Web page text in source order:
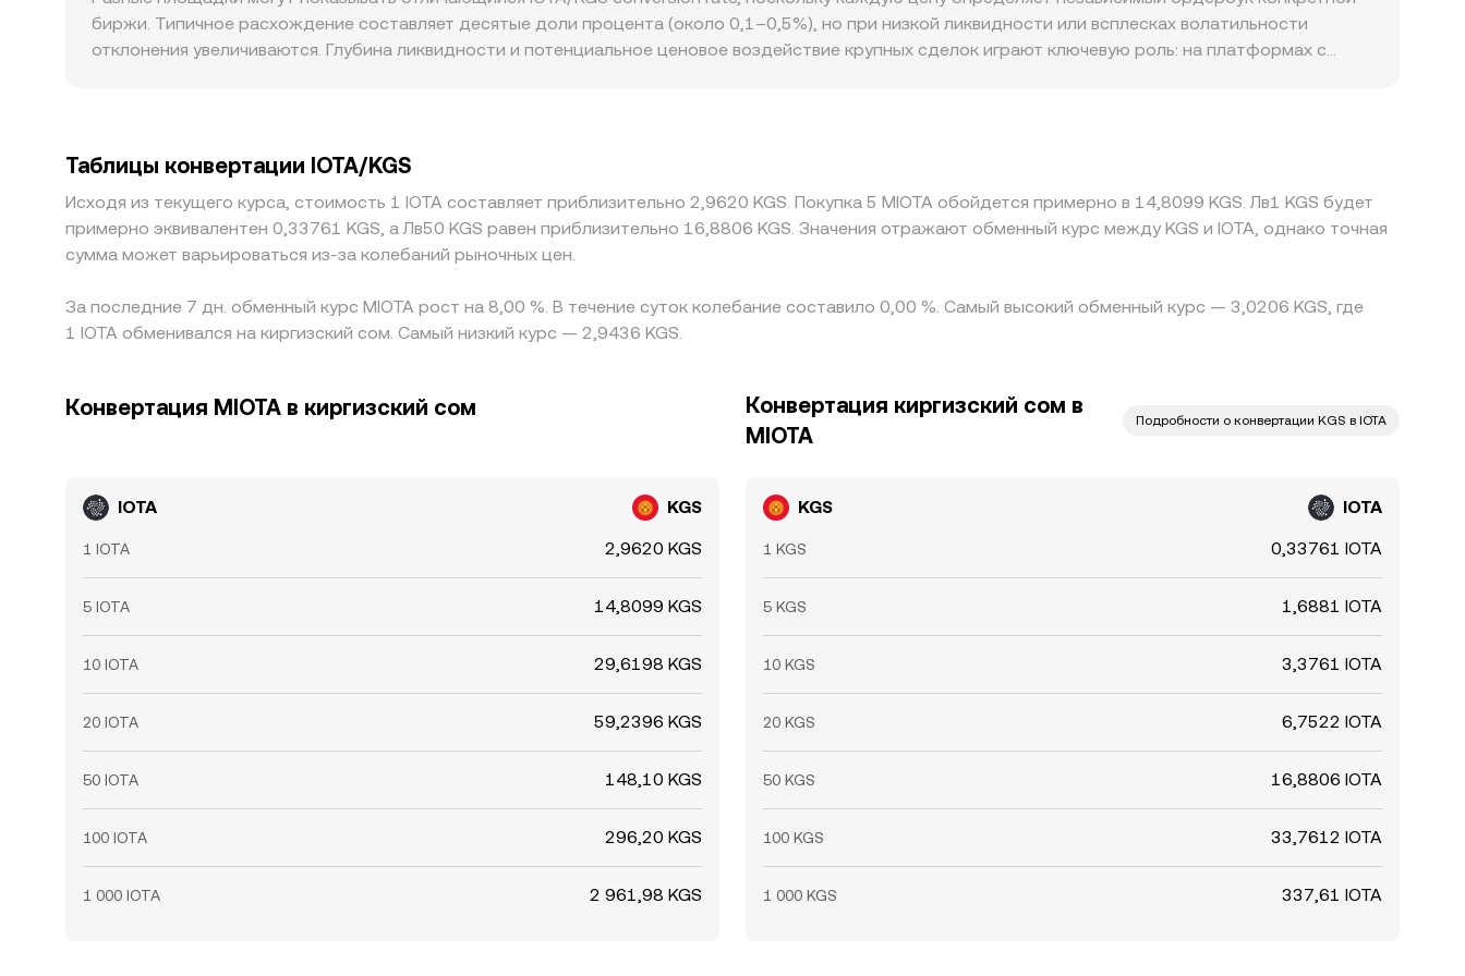
по формуле x × y = k, где x и y — резервы двух активов (например, IOTA и стабильный актив), а предельная цена приблизительно соответствует
отношению резервов y/x; при обменах большие ордера изменяют соотношение резервов, создавая проскальзывание относительно
централизованного ориентира IOTA/KGS.
биржи. Типичное расхождение составляет десятые доли процента (около 0,1–0,5%), но при низкой ликвидности или всплесках волатильности
отклонения увеличиваются. Глубина ликвидности и потенциальное ценовое воздействие крупных сделок играют ключевую роль: на платформах с
Дополнительно, на многих рынках IOTA прежде всего торгуется к USDT, а затем косвенно котируется к KGS через связку USDT/KGS; небольшая премия
или дисконт в курсе USDT к KGS транслируется в итоговый IOTA/KGS conversion rate. Арбитраж между площадками стремится выравнивать цены, но
он не мгновенный и зависит от скоростей перевода IOTA и фиата, комиссий и рисков контрагента, поэтому краткосрочные расхождения всё же
сохраняются.
Таблицы конвертации IOTA/KGS
Исходя из текущего курса, стоимость 1 IOTA составляет приблизительно 2,9620 KGS. Покупка 5 MIOTA обойдется примерно в 14,8099 KGS. Лв1 KGS будет
примерно эквивалентен 0,33761 KGS, а Лв50 KGS равен приблизительно 16,8806 KGS. Значения отражают обменный курс между KGS и IOTA, однако точная
сумма может варьироваться из-за колебаний рыночных цен.
За последние 7 дн. обменный курс MIOTA рост на 8,00 %. В течение суток колебание составило 0,00 %. Самый высокий обменный курс — 3,0206 KGS, где
1 IOTA обменивался на киргизский сом. Самый низкий курс — 2,9436 KGS.
Конвертация MIOTA в киргизский сом
IOTA KGS
1 IOTA 2,9620 KGS
5 IOTA 14,8099 KGS
10 IOTA 29,6198 KGS
20 IOTA 59,2396 KGS
50 IOTA 148,10 KGS
100 IOTA 296,20 KGS
1 000 IOTA 2 961,98 KGS
Конвертация киргизский сом в
MIOTA
Подробности о конвертации KGS в IOTA
KGS IOTA
1 KGS 0,33761 IOTA
5 KGS 1,6881 IOTA
10 KGS 3,3761 IOTA
20 KGS 6,7522 IOTA
50 KGS 16,8806 IOTA
100 KGS 33,7612 IOTA
1 000 KGS 337,61 IOTA